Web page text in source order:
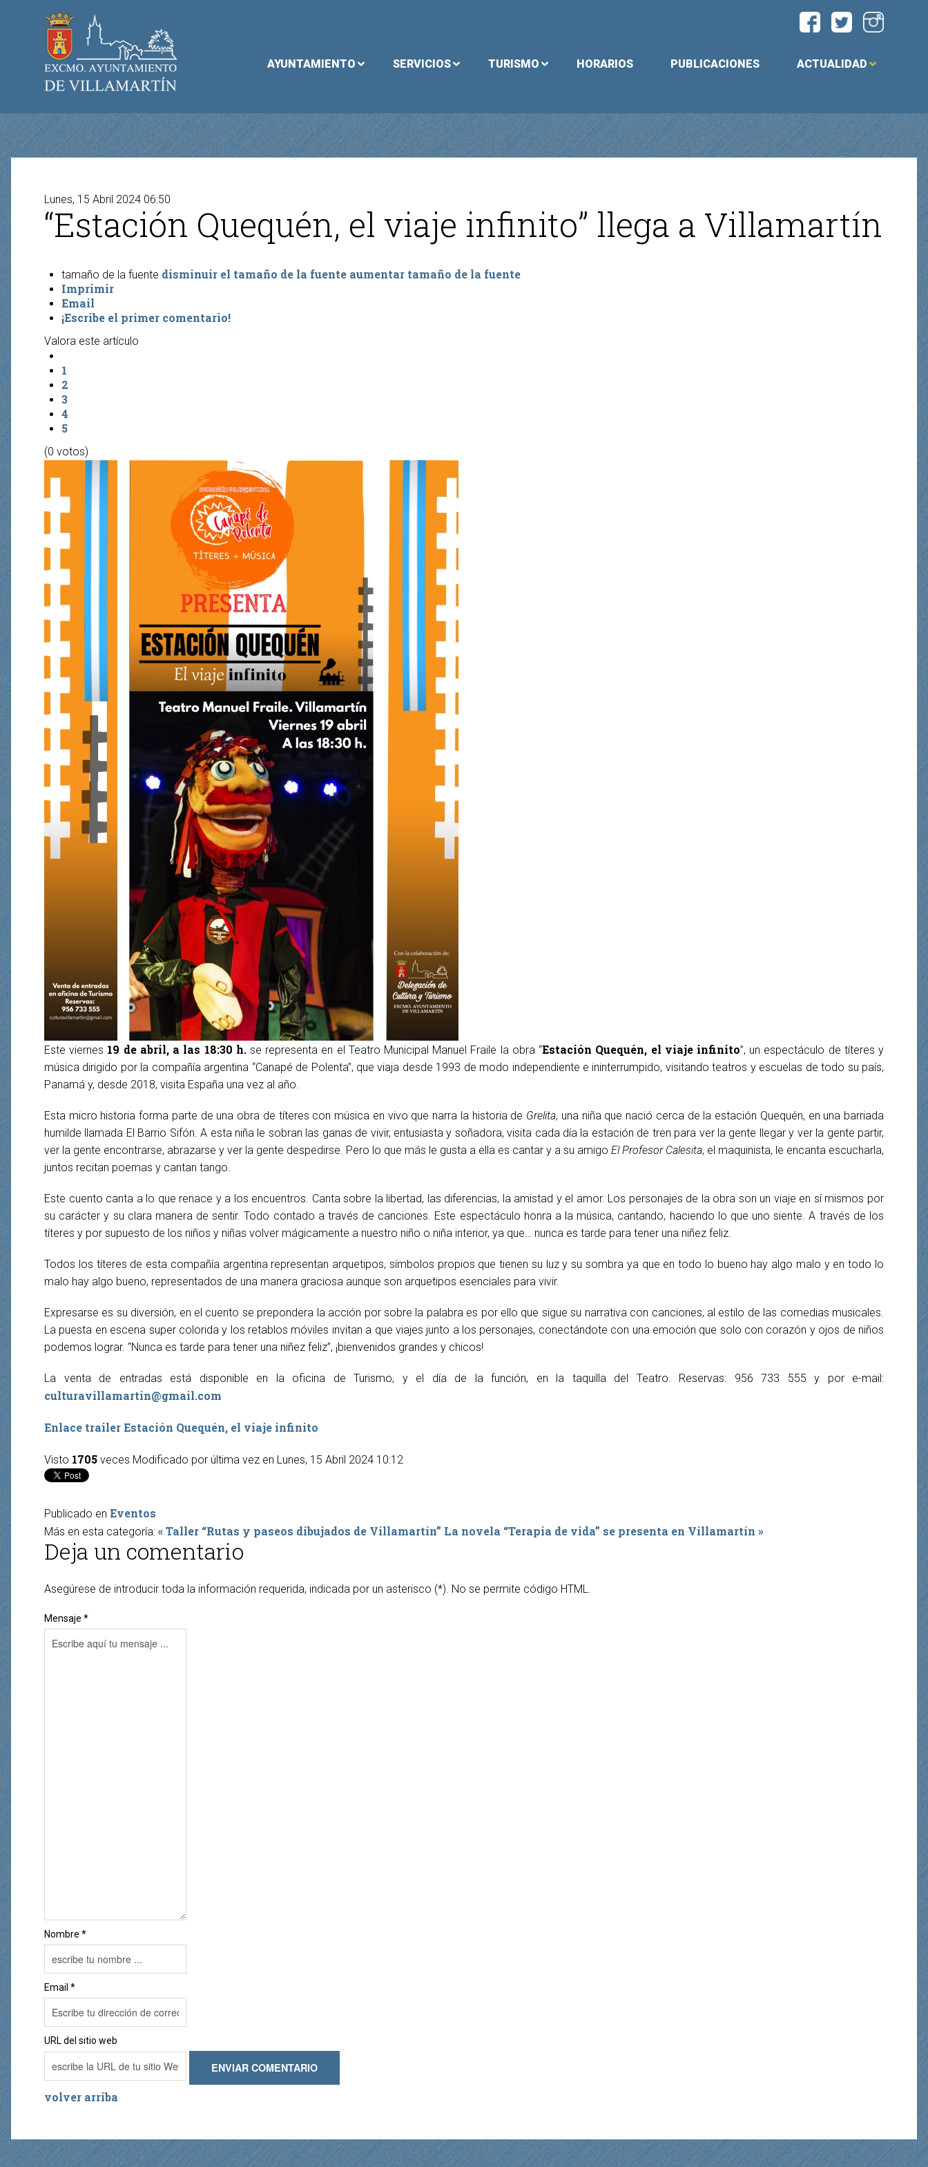
AYUNTAMIENTO SERVICIOS TURISMO HORARIOS PUBLICACIONES ACTUALIDAD
Lunes, 15 Abril 2024 06:50
“Estación Quequén, el viaje infinito” llega a Villamartín
tamaño de la fuente disminuir el tamaño de la fuente aumentar tamaño de la fuente
Imprimir
Email
¡Escribe el primer comentario!
Valora este artículo
1
2
3
4
5
(0 votos)
Este viernes 19 de abril, a las 18:30 h.se representa en el Teatro Municipal Manuel Fraile la obra “Estación Quequén, el viaje infinito”, un espectáculo de títeres y
música dirigido por la compañía argentina “Canapé de Polenta”, que viaja desde 1993 de modo independiente e ininterrumpido, visitando teatros y escuelas de todo su país,
Panamá y, desde 2018, visita España una vez al año.
Esta micro historia forma parte de una obra de títeres con música en vivo que narra la historia de Grelita, una niña que nació cerca de la estación Quequén, en una barriada
humilde llamada El Barrio Sifón. A esta niña le sobran las ganas de vivir, entusiasta y soñadora, visita cada día la estación de tren para ver la gente llegar y ver la gente partir,
ver la gente encontrarse, abrazarse y ver la gente despedirse. Pero lo que más le gusta a ella es cantar y a su amigo El Profesor Calesita, el maquinista, le encanta escucharla,
juntos recitan poemas y cantan tango.
Este cuento canta a lo que renace y a los encuentros. Canta sobre la libertad, las diferencias, la amistad y el amor. Los personajes de la obra son un viaje en sí mismos por
su carácter y su clara manera de sentir. Todo contado a través de canciones. Este espectáculo honra a la música, cantando, haciendo lo que uno siente. A través de los
títeres y por supuesto de los niños y niñas volver mágicamente a nuestro niño o niña interior, ya que… nunca es tarde para tener una niñez feliz.
Todos los títeres de esta compañía argentina representan arquetipos, símbolos propios que tienen su luz y su sombra ya que en todo lo bueno hay algo malo y en todo lo
malo hay algo bueno, representados de una manera graciosa aunque son arquetipos esenciales para vivir.
Expresarse es su diversión, en el cuento se prepondera la acción por sobre la palabra es por ello que sigue su narrativa con canciones, al estilo de las comedias musicales.
La puesta en escena super colorida y los retablos móviles invitan a que viajes junto a los personajes, conectándote con una emoción que solo con corazón y ojos de niños
podemos lograr. “Nunca es tarde para tener una niñez feliz”, ¡bienvenidos grandes y chicos!
La venta de entradas está disponible en la oficina de Turismo, y el día de la función, en la taquilla del Teatro. Reservas: 956 733 555 y por e-mail:
culturavillamartin@gmail.com
Enlace trailer Estación Quequén, el viaje infinito
Visto 1705 veces Modificado por última vez en Lunes, 15 Abril 2024 10:12
Publicado en Eventos
Más en esta categoría: « Taller “Rutas y paseos dibujados de Villamartín” La novela “Terapia de vida” se presenta en Villamartín »
Deja un comentario
Asegúrese de introducir toda la información requerida, indicada por un asterisco (*). No se permite código HTML.
Mensaje *
Nombre *
Email *
URL del sitio web
volver arriba